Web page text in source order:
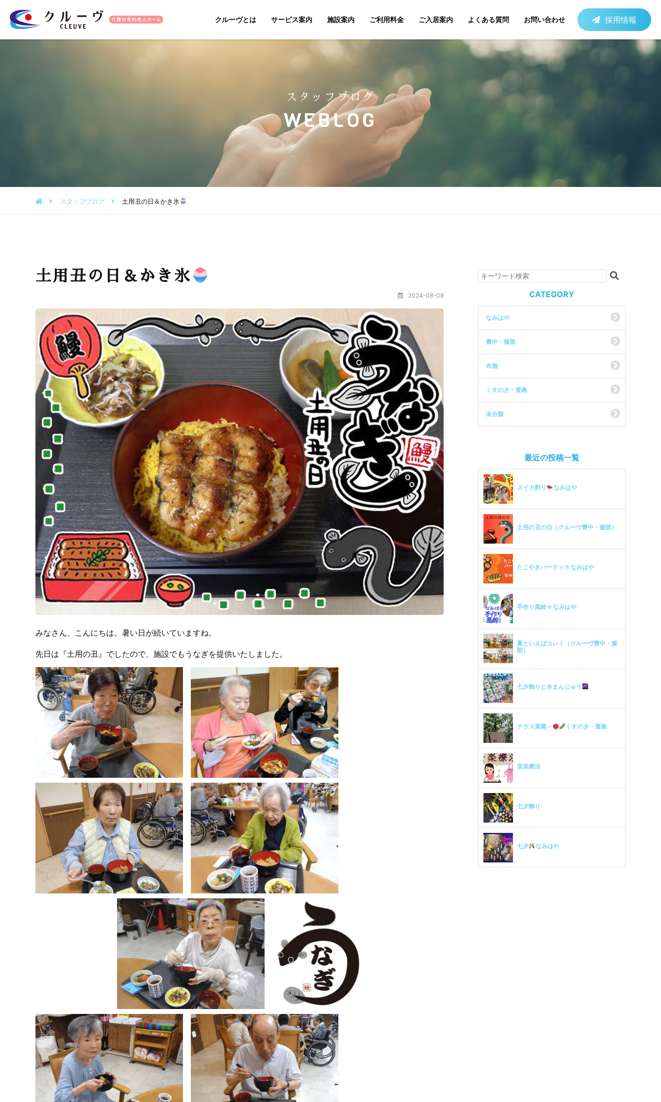
クルーヴとは サービス案内 施設案内 ご利用料金 ご入居案内 よくある質問 お問い合わせ 採用情報
スタッフブログ
WEBLOG
スタッフブログ 土用丑の日＆かき氷
土用丑の日＆かき氷
2024-08-09
みなさん、こんにちは。暑い日が続いていますね。
先日は『土用の丑』でしたので、施設でもうなぎを提供いたしました。
CATEGORY
なみはや
豊中・服部
布施
くすのき・萱島
未分類
最近の投稿一覧
スイカ割り なみはや
土用の丑の日（クルーヴ豊中・服部）
たこやきパーティ☆なみはや
手作り風鈴☆なみはや
夏といえばコレ！（クルーヴ豊中・服
部）
七夕飾りと水まんじゅう
テラス菜園～ くすのき・萱島
音楽療法
七夕飾り
七夕 なみはや